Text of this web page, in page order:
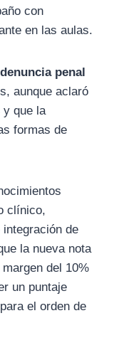
con
en las aulas.
denuncia penal
aunque aclaró
y que la
formas de
clínico,
de
la nueva nota
del 10%
un puntaje
el orden de